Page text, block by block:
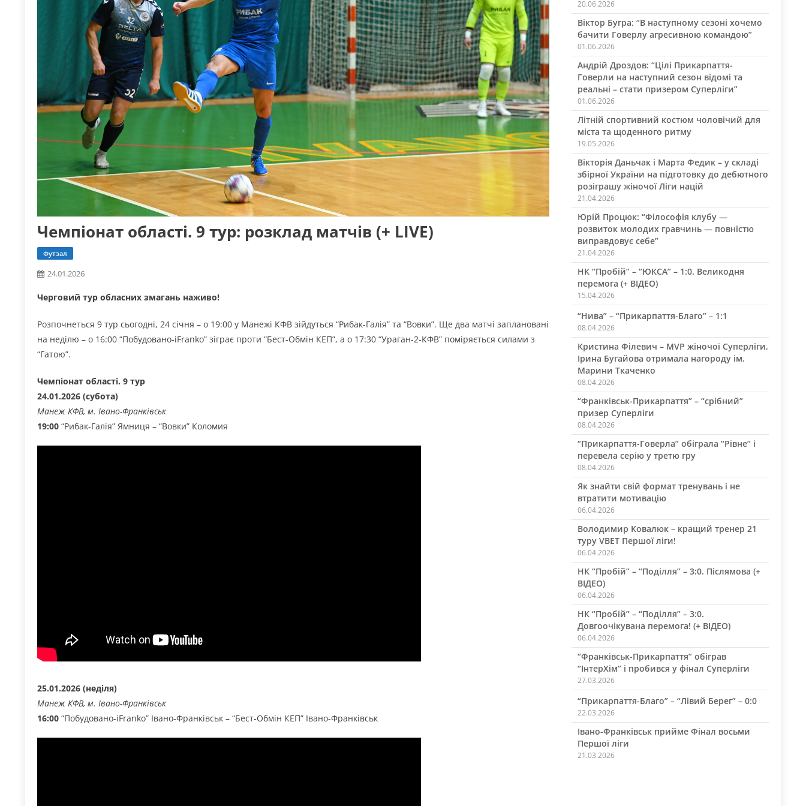
Чемпіонат області. 9 тур: розклад матчів (+ LIVE)
Футзал
24.01.2026
Черговий тур обласних змагань наживо!
Розпочнеться 9 тур сьогодні, 24 січня – о 19:00 у Манежі КФВ зійдуться “Рибак-Галія” та “Вовки”. Ще два матчі заплановані
на неділю – о 16:00 “Побудовано-iFranko” зіграє проти “Бест-Обмін КЕП”, а о 17:30 “Ураган-2-КФВ” поміряється силами з
“Гатою”.
Чемпіонат області. 9 тур
24.01.2026 (субота)
Манеж КФВ, м. Івано-Франківськ
19:00 “Рибак-Галія” Ямниця – “Вовки” Коломия
25.01.2026 (неділя)
Манеж КФВ, м. Івано-Франківськ
16:00 “Побудовано-iFranko” Івано-Франківськ – “Бест-Обмін КЕП” Івано-Франківськ
20.06.2026
Віктор Бугра: “В наступному сезоні хочемо
бачити Говерлу агресивною командою”
01.06.2026
Андрій Дроздов: “Цілі Прикарпаття-
Говерли на наступний сезон відомі та
реальні – стати призером Суперліги”
01.06.2026
Літній спортивний костюм чоловічий для
міста та щоденного ритму
19.05.2026
Вікторія Даньчак і Марта Федик – у складі
збірної України на підготовку до дебютного
розіграшу жіночої Ліги націй
21.04.2026
Юрій Процюк: “Філософія клубу —
розвиток молодих гравчинь — повністю
виправдовує себе”
21.04.2026
НК “Пробій” – “ЮКСА” – 1:0. Великодня
перемога (+ ВІДЕО)
15.04.2026
“Нива” – “Прикарпаття-Благо” – 1:1
08.04.2026
Кристина Філевич – MVP жіночої Суперліги,
Ірина Бугайова отримала нагороду ім.
Марини Ткаченко
08.04.2026
“Франківськ-Прикарпаття” – “срібний”
призер Суперліги
08.04.2026
“Прикарпаття-Говерла” обіграла “Рівне” і
перевела серію у третю гру
08.04.2026
Як знайти свій формат тренувань і не
втратити мотивацію
06.04.2026
Володимир Ковалюк – кращий тренер 21
туру VBET Першої ліги!
06.04.2026
НК “Пробій” – “Поділля” – 3:0. Післямова (+
ВІДЕО)
06.04.2026
НК “Пробій” – “Поділля” – 3:0.
Довгоочікувана перемога! (+ ВІДЕО)
06.04.2026
“Франківськ-Прикарпаття” обіграв
“ІнтерХім” і пробився у фінал Суперліги
27.03.2026
“Прикарпаття-Благо” – “Лівий Берег” – 0:0
22.03.2026
Івано-Франківськ прийме Фінал восьми
Першої ліги
21.03.2026